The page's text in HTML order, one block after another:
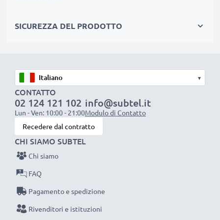
✔ Ricarica la tua batteria conformemente alla sua
+ Materiale piacevole al tatto
✔ Sicurezza certificata: protezione da corto circuito,
surriscaldamento e sovratensione
Caricatore subtel: un caricabatterie dall’ottimo
rapporto qualità-prezzo
AC Adapter / Power Supply:
Marca: subtel
Collegamento 1: Micro USB
Tensione di uscita / Output Volt: 5V
SICUREZZA DEL PRODOTTO
▾
CONTATTO
02 124 121 102
Lun - Ven: 10:00 - 21:00
info@subtel.it
Modulo di Contatto
Recedere dal contratto
CHI SIAMO SUBTEL
Chi siamo
FAQ
Pagamento e spedizione
Rivenditori e istituzioni